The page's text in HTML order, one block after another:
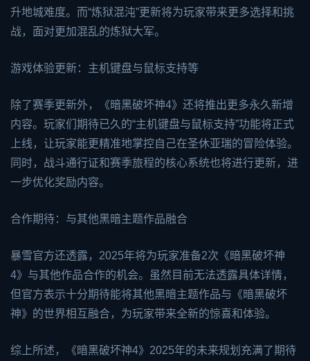
升地城难度。而“炼狱混沌”更新将为玩家带来更多选择和挑
战，面对更加混乱的炼狱大军。
游戏体验更新：主机键盘与鼠标支持等
除了赛季更新外，《暗黑破坏神4》还将推出更多永久新增
内容。玩家们期待已久的“主机键盘与鼠标支持”功能将正式
上线，让玩家能更精准地掌控自己在圣休亚瑞的冒险体验。
同时，战斗通行证和赛季旅程的核心系统也将进行更新，进
一步优化奖励内容。
合作期待：与其他黑暗主题作品融合
暴雪官方还透露，2025年将为玩家准备2次《暗黑破坏神
4》与其他作品合作的机会。虽然目前无法透露具体详情，
但官方表示十分期待能将其他黑暗主题作品与《暗黑破坏
神》的世界相互融合，为玩家带来全新的惊喜和体验。
综上所述，《暗黑破坏神4》2025年的未来规划充满了期待